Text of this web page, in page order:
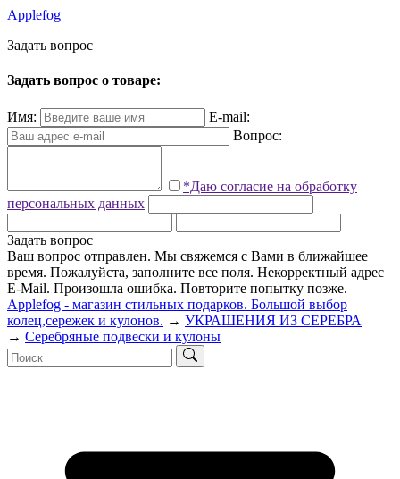
Applefog
Задать вопрос
Задать вопрос о товаре:
Имя:
E-mail:
Вопрос:
*Даю согласие на обработку
персональных данных
Задать вопрос
Ваш вопрос отправлен. Мы свяжемся с Вами в ближайшее
время. Пожалуйста, заполните все поля. Некорректный адрес
E-Mail. Произошла ошибка. Повторите попытку позже.
Applefog - магазин стильных подарков. Большой выбор
колец,сережек и кулонов. → УКРАШЕНИЯ ИЗ СЕРЕБРА
→ Серебряные подвески и кулоны